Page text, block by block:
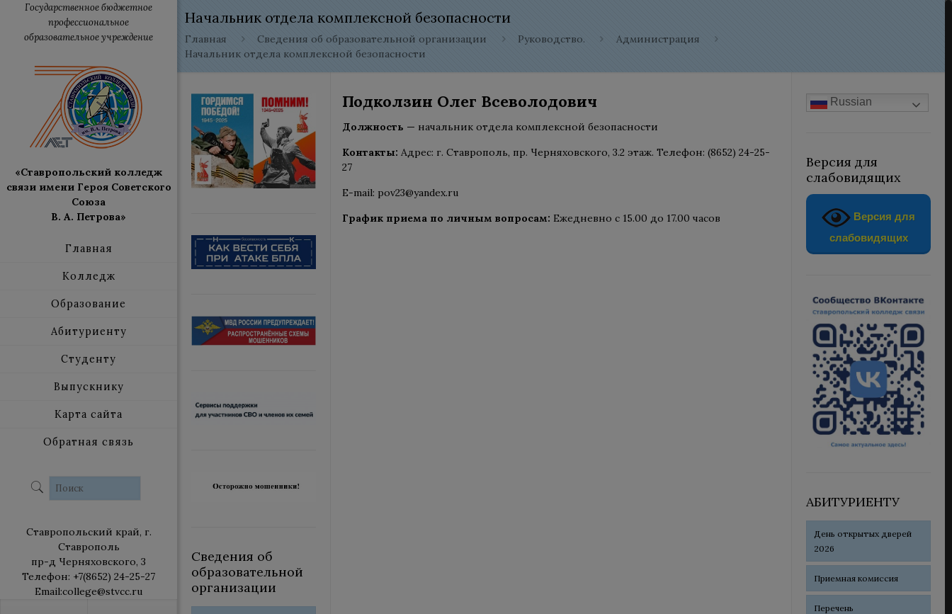
Государственное бюджетное
профессиональное
образовательное учреждение
«Ставропольский колледж
связи имени Героя Советского
Союза
В. А. Петрова»
Главная
Колледж
Образование
Абитуриенту
Студенту
Выпускнику
Карта сайта
Обратная связь
Ставропольский край, г.
Ставрополь
пр-д Черняховского, 3
Телефон: +7(8652) 24-25-27
Email:college@stvcc.ru
Начальник отдела комплексной безопасности
Главная Сведения об образовательной организации Руководство.
Администрация
Начальник отдела комплексной безопасности
Подколзин Олег Всеволодович
Должность — начальник отдела комплексной безопасности
Контакты:Адрес: г. Ставрополь, пр. Черняховского, 3.2 этаж. Телефон: (8652) 24-25-
27
E-mail: pov23@yandex.ru
График приема по личным вопросам: Ежедневно с 15.00 до 17.00 часов
Сведения об
образовательной
организации
Russian
Версия для
слабовидящих
Версия для
слабовидящих
АБИТУРИЕНТУ
День открытых дверей
2026
Приемная комиссия
Перечень